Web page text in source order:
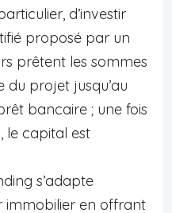
d’investir
proposé par un
prêtent les sommes
du projet jusqu’au
bancaire ; une fois
le capital est
s’adapte
immobilier en offrant